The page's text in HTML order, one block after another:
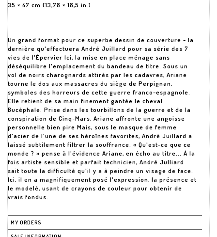
35 × 47 cm (13,78 × 18,5 in.)
Un grand format pour ce superbe dessin de couverture - la
dernière qu'effectuera André Juillard pour sa série des 7
vies de l'Épervier Ici, la mise en place ménage sans
déséquilibre l'emplacement du bandeau de titre. Sous un
vol de noirs charognards attirés par les cadavres, Ariane
tourne le dos aux massacres du siège de Perpignan,
symboles des horreurs de cette guerre franco-espagnole.
Elle retient de sa main finement gantée le cheval
Bucéphale. Prise dans les tourbillons de la guerre et de la
conspiration de Cinq-Mars, Ariane affronte une angoisse
personnelle bien pire Mais, sous le masque de femme
d'acier de l'une de ses héroïnes favorites, André Juillard a
laissé subtilement filtrer la souffrance. « Qu'est-ce que ce
monde ? » pense à l'évidence Ariane, en écho au titre... À la
fois artiste sensible et parfait technicien, André Julliard
sait toute la difficulté qu'il y a à peindre un visage de face.
Ici, il en a magnifiquement posé l'expression, la présence et
le modelé, usant de crayons de couleur pour obtenir de
vrais fondus.
MY ORDERS